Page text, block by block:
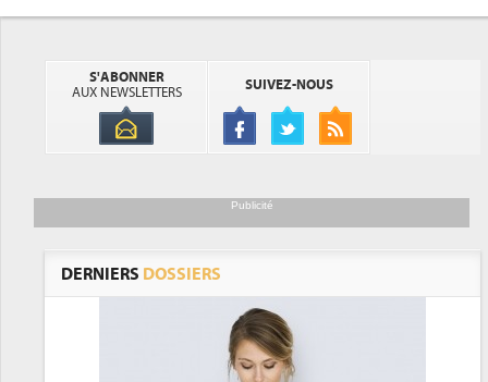
S'ABONNER
AUX NEWSLETTERS
SUIVEZ-NOUS
Publicité
DERNIERS DOSSIERS